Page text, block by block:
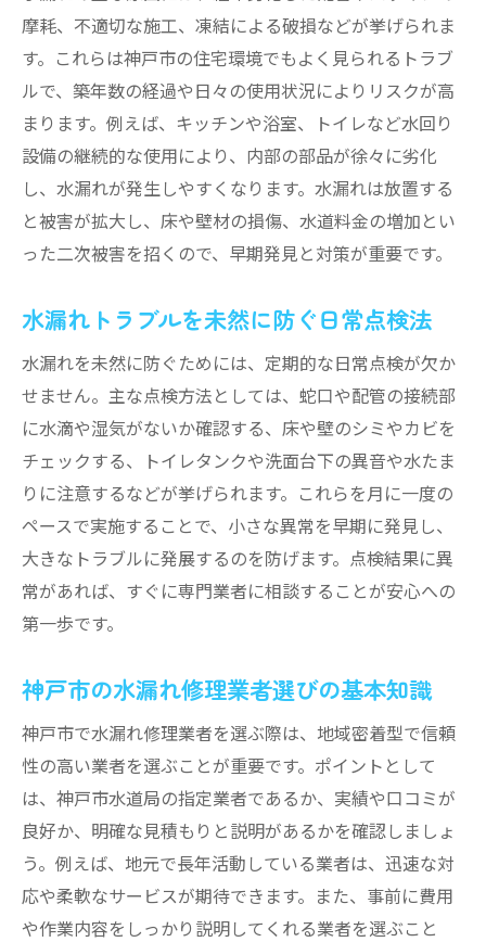
摩耗、不適切な施工、凍結による破損などが挙げられま
す。これらは神戸市の住宅環境でもよく見られるトラブ
ルで、築年数の経過や日々の使用状況によりリスクが高
まります。例えば、キッチンや浴室、トイレなど水回り
設備の継続的な使用により、内部の部品が徐々に劣化
し、水漏れが発生しやすくなります。水漏れは放置する
と被害が拡大し、床や壁材の損傷、水道料金の増加とい
った二次被害を招くので、早期発見と対策が重要です。
水漏れトラブルを未然に防ぐ日常点検法
水漏れを未然に防ぐためには、定期的な日常点検が欠か
せません。主な点検方法としては、蛇口や配管の接続部
に水滴や湿気がないか確認する、床や壁のシミやカビを
チェックする、トイレタンクや洗面台下の異音や水たま
りに注意するなどが挙げられます。これらを月に一度の
ペースで実施することで、小さな異常を早期に発見し、
大きなトラブルに発展するのを防げます。点検結果に異
常があれば、すぐに専門業者に相談することが安心への
第一歩です。
神戸市の水漏れ修理業者選びの基本知識
神戸市で水漏れ修理業者を選ぶ際は、地域密着型で信頼
性の高い業者を選ぶことが重要です。ポイントとして
は、神戸市水道局の指定業者であるか、実績や口コミが
良好か、明確な見積もりと説明があるかを確認しましょ
う。例えば、地元で長年活動している業者は、迅速な対
応や柔軟なサービスが期待できます。また、事前に費用
や作業内容をしっかり説明してくれる業者を選ぶこと